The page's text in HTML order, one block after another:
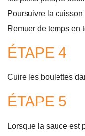
Poursuivre la
Remuer de temps en
ÉTAPE 4
Cuire les boulettes
ÉTAPE 5
Lorsque la sauce est